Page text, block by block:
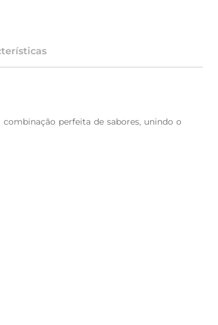
perfeita de sabores, unindo o
cada xícara uma celebração do paladar.